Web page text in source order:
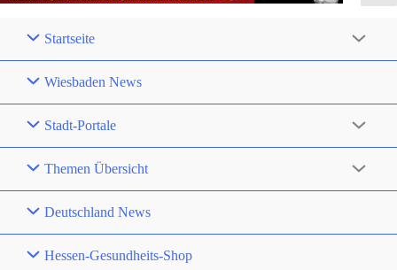
Startseite
Wiesbaden News
Stadt-Portale
Themen Übersicht
Deutschland News
Hessen-Gesundheits-Shop